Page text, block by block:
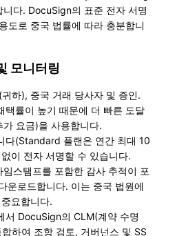
다. DocuSign의 표준 전자 서명
도로 중국 법률에 따라 충분합니
모니터링
하), 중국 거래 당사자 및 증인.
택률이 높기 때문에 더 빠른 도달
요금)을 사용합니다.
다(Standard 플랜은 연간 최대 10
이 전자 서명할 수 있습니다.
스탬프를 포함한 감사 추적이 포
운로드합니다. 이는 중국 법원에
요합니다.
서 DocuSign의 CLM(계약 수명
하여 조항 검토, 거버넌스 및 SS